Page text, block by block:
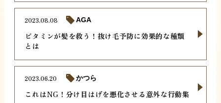
ビタミンが髪を救う！抜け毛予防に効果的な種類
とは
2023.08.08 AGA
これはNG！分け目はげを悪化させる意外な行動集
2023.06.20 かつら